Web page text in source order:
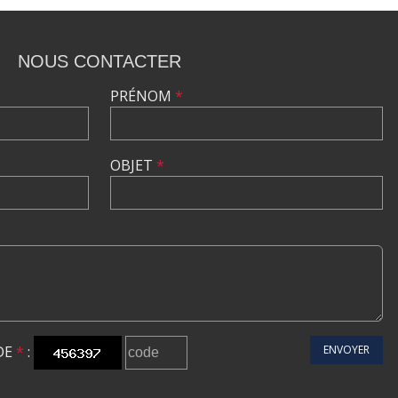
NOUS CONTACTER
PRÉNOM *
OBJET *
* : ENVOYER